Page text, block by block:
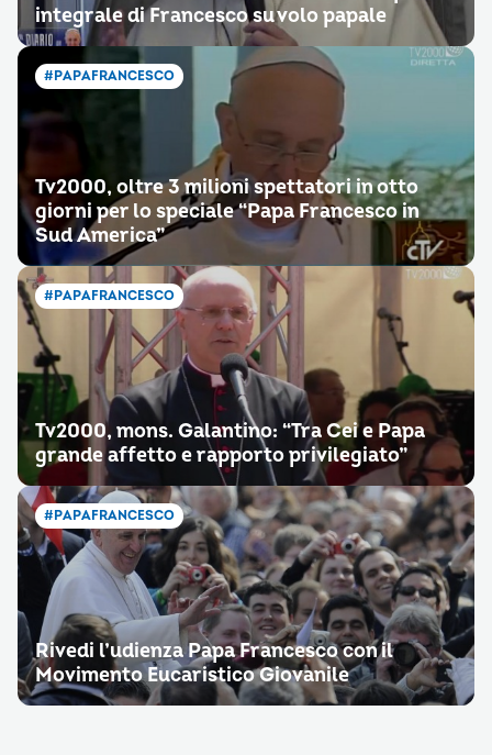
integrale di Francesco su volo papale
#PAPAFRANCESCO
Tv2000, oltre 3 milioni spettatori in otto
giorni per lo speciale “Papa Francesco in
Sud America”
#PAPAFRANCESCO
Tv2000, mons. Galantino: “Tra Cei e Papa
grande affetto e rapporto privilegiato”
#PAPAFRANCESCO
Rivedi l’udienza Papa Francesco con il
Movimento Eucaristico Giovanile